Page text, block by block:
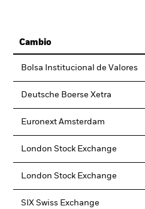
Cambio
Bolsa Institucional de Valores
Deutsche Boerse Xetra
Euronext Amsterdam
London Stock Exchange
London Stock Exchange
SIX Swiss Exchange